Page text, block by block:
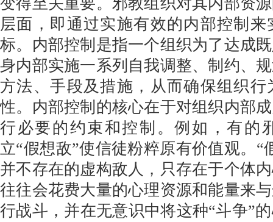
变得至关重要。邪教组织对其内部资
层面，即通过实施有效的内部控制
标。内部控制是指一个组织为了达成
身内部实施一系列自我调整、制约、
方法、手段及措施，从而确保组织行
性。内部控制的核心在于对组织内部
行必要的约束和控制。例如，有的
立“假想敌”使信徒粉粹原有价值观。“
并不存在的虚构敌人，只存在于个体
往往会花费大量的心理资源和能量来
行战斗，并在无意识中将这种“斗争”